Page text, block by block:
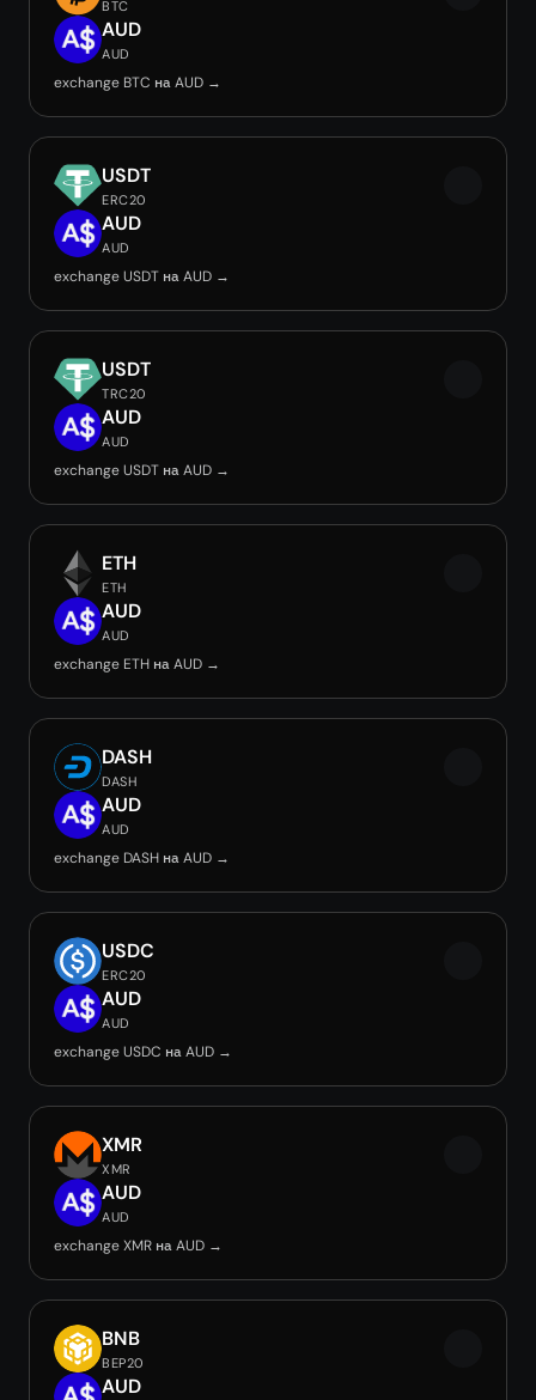
BTC
AUD
AUD
exchange BTC на AUD →
USDT
ERC20
AUD
AUD
exchange USDT на AUD →
USDT
TRC20
AUD
AUD
exchange USDT на AUD →
ETH
ETH
AUD
AUD
exchange ETH на AUD →
DASH
DASH
AUD
AUD
exchange DASH на AUD →
USDC
ERC20
AUD
AUD
exchange USDC на AUD →
XMR
XMR
AUD
AUD
exchange XMR на AUD →
BNB
BEP20
AUD